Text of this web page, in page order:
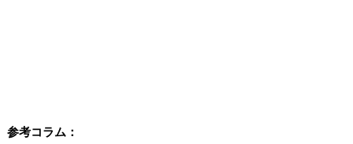
参考コラム：